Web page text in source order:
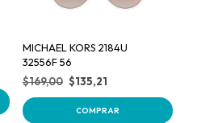
MICHAEL KORS 2184U
32556F 56
$169,00 $135,21
COMPRAR